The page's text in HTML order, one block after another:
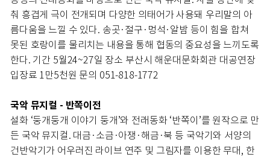
춰 흥겹게 극이 전개되며 다양한 의태어가 사용돼 우리말의 아
름다움을 느낄 수 있다. 송곳·절구·멍석·알밤 등이 힘을 합쳐
못된 호랑이를 물리치는 내용을 통해 협동의 중요성을 느끼도록
한다. 기간 5월24~27일 장소 부산시 해운대문화회관 대공연장
입장료 1만5천원 문의 051-818-1772
국악 뮤지컬 - 반쪽이전
설화 ‘둥개둥개 이야기 둥개’와 전래동화 ‘반쪽이’를 원작으로 만
든 국악 뮤지컬. 대금·소금·아쟁·해금·북 등 국악기와 서양의
건반악기가 어우러진 라이브 연주 및 그림자를 이용한 무대, 한